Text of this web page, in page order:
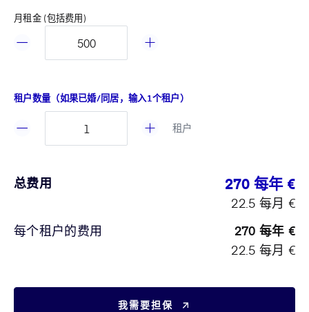
月租金 (包括费用)
租户数量（如果已婚/同居，输入1个租户）
租户
总费用 270 每年 €
22.5 每月 €
每个租户的费用
270 每年 €
22.5 每月 €
我需要担保